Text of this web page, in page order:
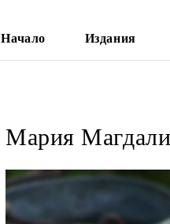
Начало Издания
Мария